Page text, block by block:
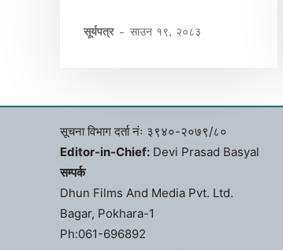
सूर्यपत्र - साउन १९, २०८३
सूचना विभाग दर्ता नंः ३९४०-२०७९/८०
Editor-in-Chief: Devi Prasad Basyal
सम्पर्क
Dhun Films And Media Pvt. Ltd.
Bagar, Pokhara-1
Ph:061-696892